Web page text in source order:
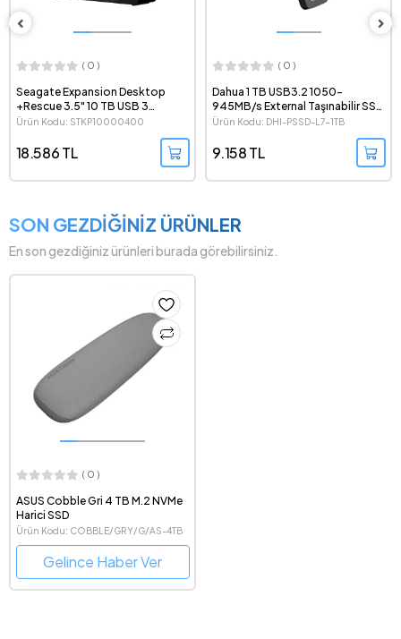
( 0 )
Seagate Expansion Desktop
+Rescue 3.5" 10 TB USB 3
Masaüstü Harici Harddisk -
Ürün Kodu: STKP10000400
18.586 TL
( 0 )
Dahua 1 TB USB3.2 1050-
945MB/s External Taşınabilir SSD
- DHI-PSSD-L7-1TB
Ürün Kodu: DHI-PSSD-L7-1TB
9.158 TL
SON GEZDİĞİNİZ ÜRÜNLER
En son gezdiğiniz ürünleri burada görebilirsiniz.
( 0 )
ASUS Cobble Gri 4 TB M.2 NVMe
Harici SSD
Ürün Kodu: COBBLE/GRY/G/AS-4TB
Gelince Haber Ver